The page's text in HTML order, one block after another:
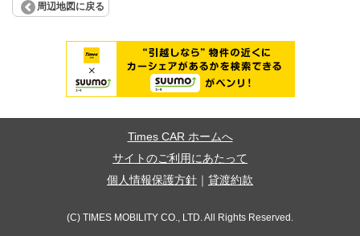
周辺地図に戻る
Times CAR ホームへ
サイトのご利用にあたって
個人情報保護方針
貸渡約款
(C) TIMES MOBILITY CO., LTD. All Rights Reserved.